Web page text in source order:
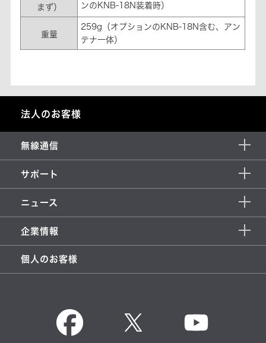
まず）
ンのKNB-18N装着時）
重量
259g（オプションのKNB-18N含む、アン
テナ一体）
法人のお客様
無線通信
サポート
ニュース
企業情報
個人のお客様